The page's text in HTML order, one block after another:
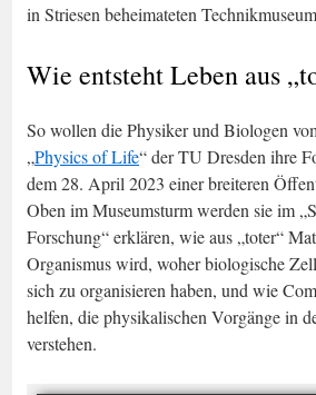
in Striesen beheimateten
Wie entsteht Leben aus
So wollen die Physiker und Biologen
„Physics of Life“ der TU Dresden ihre
dem 28. April 2023 einer breiteren
Oben im Museumsturm werden sie im
Forschung“ erklären, wie aus „toter“
Organismus wird, woher biologische
sich zu organisieren haben, und wie
helfen, die physikalischen Vorgänge in
verstehen.